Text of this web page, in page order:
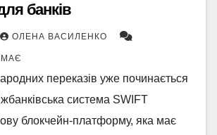
банків
ОЛЕНА ВАСИЛЕНКО
переказів уже починається
система SWIFT
блокчейн-платформу, яка має